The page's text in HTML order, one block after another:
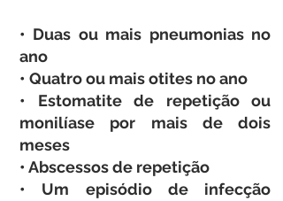
• Duas ou mais pneumonias no
ano
• Quatro ou mais otites no ano
• Estomatite de repetição ou
monilíase por mais de dois
meses
• Abscessos de repetição
• Um episódio de infecção